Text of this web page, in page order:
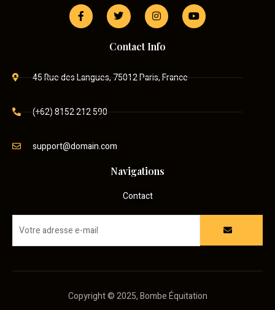
Contact Info
45 Rue des Langues, 75012 Paris, France
(+62) 8152 212 590
support@domain.com
Navigations
Contact
Copyright © 2025, Bombe Équitation